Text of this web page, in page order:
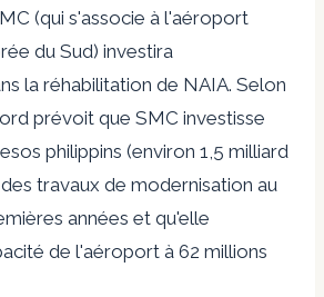
(qui s'associe à l'aéroport
du Sud) investira
la réhabilitation de NAIA. Selon
prévoit que SMC investisse
philippins (environ 1,5 milliard
travaux de modernisation au
années et qu'elle
de l'aéroport à 62 millions